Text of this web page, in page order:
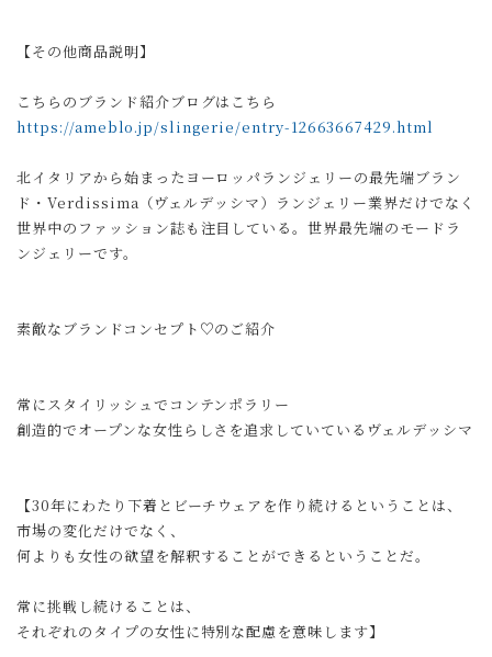
【その他商品説明】
こちらのブランド紹介ブログはこちら
https://ameblo.jp/slingerie/entry-12663667429.html
北イタリアから始まったヨーロッパランジェリーの最先端ブラン
ド・Verdissima（ヴェルデッシマ）ランジェリー業界だけでなく
世界中のファッション誌も注目している。世界最先端のモードラ
ンジェリーです。
素敵なブランドコンセプト♡のご紹介
常にスタイリッシュでコンテンポラリー
創造的でオープンな女性らしさを追求していているヴェルデッシマ
【30年にわたり下着とビーチウェアを作り続けるということは、
市場の変化だけでなく、
何よりも女性の欲望を解釈することができるということだ。
常に挑戦し続けることは、
それぞれのタイプの女性に特別な配慮を意味します】